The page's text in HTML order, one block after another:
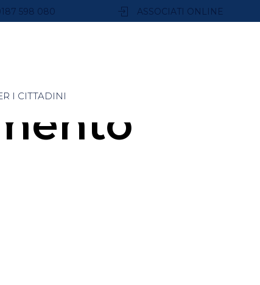
598 080 ASSOCIATI ONLINE
I CITTADINI